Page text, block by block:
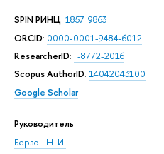
SPIN РИНЦ: 1857-9863
ORCID: 0000-0001-9484-6012
ResearcherID: F-8772-2016
Scopus AuthorID: 14042043100
Google Scholar
Руководитель
Берзон Н. И.